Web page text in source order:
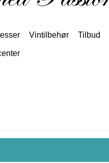
Vintilbehør Tilbud